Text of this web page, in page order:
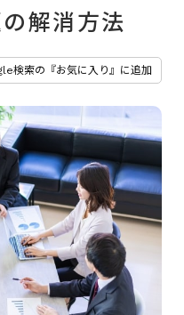
解消方法
検索の『お気に入り』に追加